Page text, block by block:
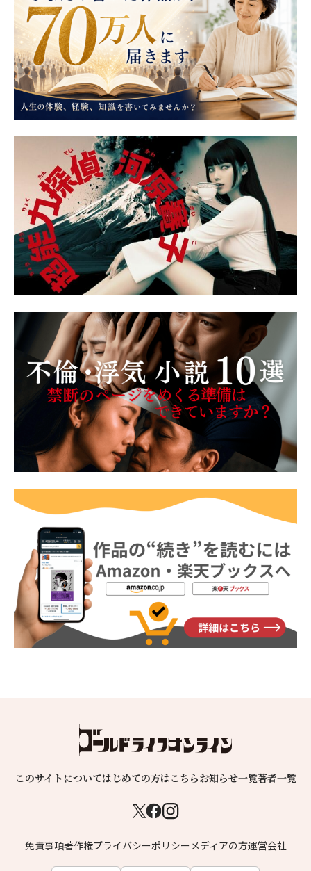
このサイトについてはじめての方はこちらお知らせ一覧著者一覧
免責事項著作権プライバシーポリシーメディアの方運営会社